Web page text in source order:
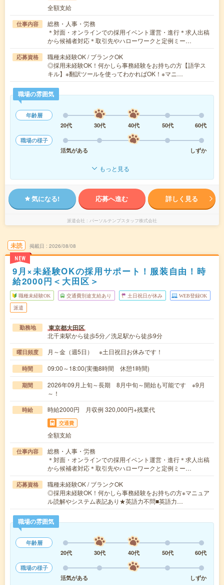
全額支給
仕事内容
総務・人事・労務
＊対面・オンラインでの採用イベント運営・進行＊求人出稿
から候補者対応＊取引先やハローワークと定例ミー…
応募資格
職種未経験OK / ブランクOK
◎採用未経験OK！何かしら事務経験をお持ちの方【語学ス
キル】※翻訳ツールを使ってわかればOK！※マニ…
職場の雰囲気
年齢層
20代
30代 40代 50代
60代
職場の様子
活気がある
しずか
もっと見る
気になる! 応募へ進む 詳しく見る
派遣会社 パーソルテンプスタッフ株式会社
未読
NEW
掲載日 2026/08/08
9月×未経験OKの採用サポート！服装自由！時
給2000円＜大田区＞
職種未経験OK 交通費別途支給あり 土日祝日が休み WEB登録OK
派遣
勤務地 東京都大田区
北千束駅から徒歩5分／洗足駅から徒歩9分
曜日頻度 月～金（週5日） ※土日祝日お休みです！
時間 09:00～18:00(実働8時間 休憩1時間)
期間
2026年09月上旬～長期 8月中旬～開始も可能です ※9月
～！
時給 時給2000円 月収例 320,000円+残業代
交通費
全額支給
仕事内容
総務・人事・労務
＊対面・オンラインでの採用イベント運営・進行＊求人出稿
から候補者対応＊取引先やハローワークと定例ミー…
応募資格
職種未経験OK / ブランクOK
◎採用未経験OK！何かしら事務経験をお持ちの方※マニュア
ル読解やシステム表記あり★英語力不問■英語力…
職場の雰囲気
年齢層
20代
30代 40代 50代
60代
職場の様子
活気がある
しずか